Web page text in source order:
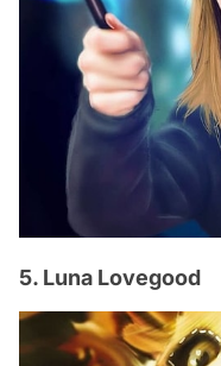
5. Luna Lovegood